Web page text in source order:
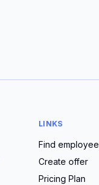
LINKS
Find employee
Create offer
Pricing Plan